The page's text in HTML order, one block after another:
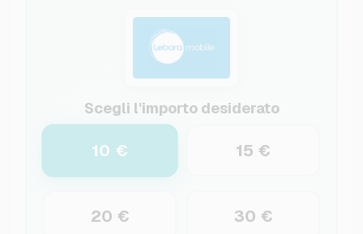
Scegli l'importo desiderato
10 € 15 €
20 € 30 €